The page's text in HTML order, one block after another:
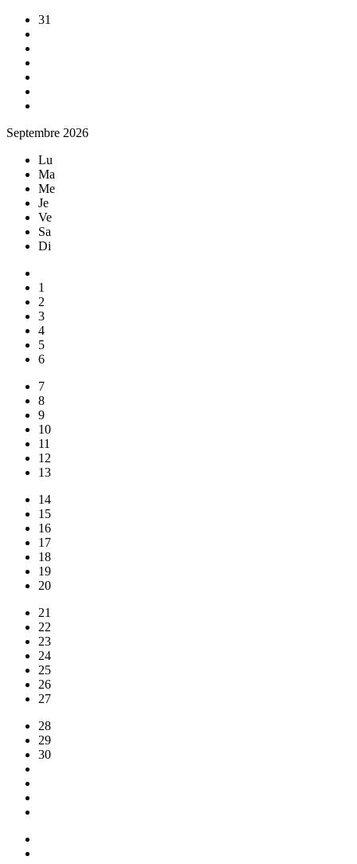
31
Septembre 2026
Lu
Ma
Me
Je
Ve
Sa
Di
1
2
3
4
5
6
7
8
9
10
11
12
13
14
15
16
17
18
19
20
21
22
23
24
25
26
27
28
29
30